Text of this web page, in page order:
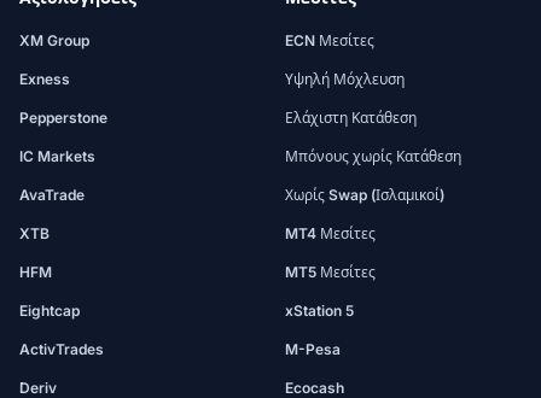
XM Group
Exness
Pepperstone
IC Markets
AvaTrade
XTB
HFM
Eightcap
ActivTrades
Deriv
ECN Μεσίτες
Υψηλή Μόχλευση
Ελάχιστη Κατάθεση
Μπόνους χωρίς Κατάθεση
Χωρίς Swap (Ισλαμικοί)
MT4 Μεσίτες
MT5 Μεσίτες
xStation 5
M-Pesa
Ecocash